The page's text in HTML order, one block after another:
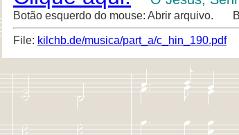
Botão esquerdo do mouse: Abrir arquivo.
File: kilchb.de/musica/part_a/c_hin_190.pdf